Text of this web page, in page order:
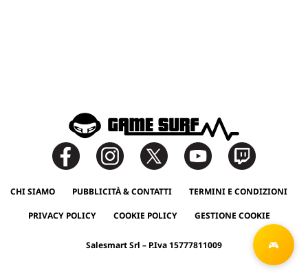
CHI SIAMO PUBBLICITÀ & CONTATTI TERMINI E CONDIZIONI
PRIVACY POLICY COOKIE POLICY GESTIONE COOKIE
Salesmart Srl – P.Iva 15777811009